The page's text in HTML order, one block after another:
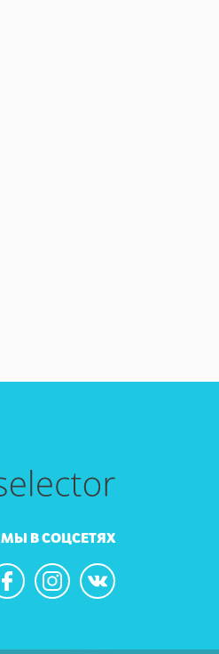
МЫ В СОЦСЕТЯХ